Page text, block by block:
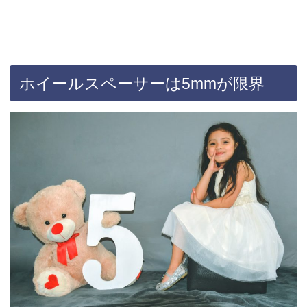
ホイールスペーサーは5mmが限界